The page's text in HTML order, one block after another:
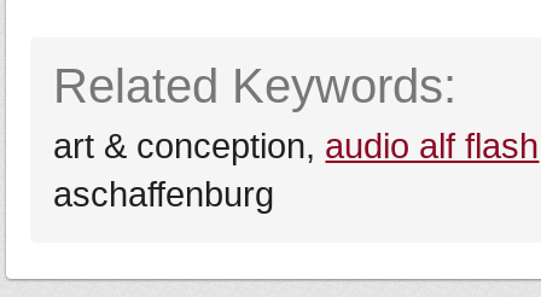
Related Keywords:
art & conception, audio alf flash
aschaffenburg